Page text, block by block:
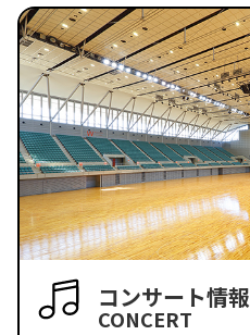
コンサート情報
CONCERT